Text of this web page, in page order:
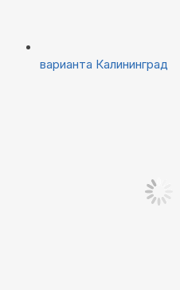
варианта Калининград